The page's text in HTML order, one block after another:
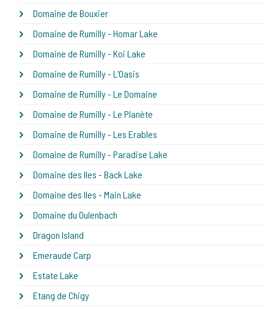
Domaine de Bouxier
Domaine de Rumilly - Homar Lake
Domaine de Rumilly - Koi Lake
Domaine de Rumilly - L'Oasis
Domaine de Rumilly - Le Domaine
Domaine de Rumilly - Le Planète
Domaine de Rumilly - Les Erables
Domaine de Rumilly - Paradise Lake
Domaine des Iles - Back Lake
Domaine des Iles - Main Lake
Domaine du Oulenbach
Dragon Island
Emeraude Carp
Estate Lake
Etang de Chigy